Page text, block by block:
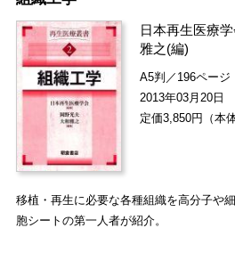
日本再生医療
雅之(編)
A5判／196ページ
2013年03月20日
定価3,850円（本
移植・再生に必要な各種組織を高分子や
胞シートの第一人者が紹介。